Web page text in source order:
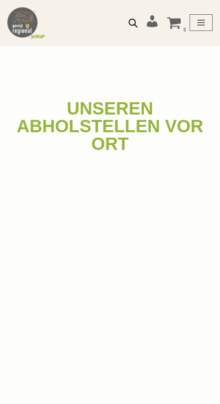
Zum
Inhalt
Mein
0
UNSEREN
ABHOLSTELLEN VOR
ORT